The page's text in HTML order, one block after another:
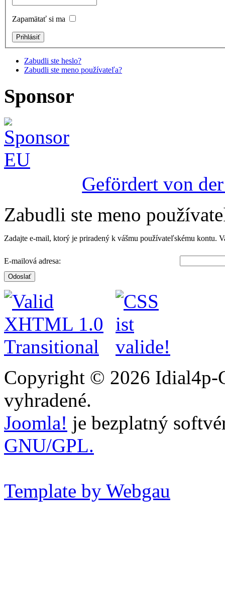
Zapamätať si ma
Zabudli ste heslo?
Zabudli ste meno používateľa?
Sponsor
Gefördert von
Zabudli ste meno
Zadajte e-mail, ktorý je priradený k vášmu používateľskému kontu.
E-mailová adresa:
Odoslať
Copyright © 2026 Idial4p-
vyhradené.
Joomla! je bezplatný
GNU/GPL.
Template by Webgau